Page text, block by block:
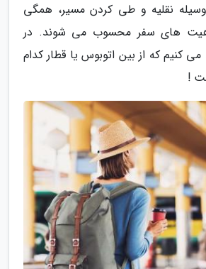
نقلیه و طی کردن مسیر، همگی
های سفر محسوب می شوند. در
می کنیم که از بین اتوبوس یا قطار کدام
!